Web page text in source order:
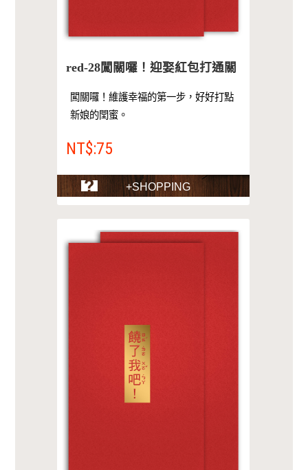
red-28闖關囉！迎娶紅包打通關
闖關囉！維護幸福的第一步，好好打點
新娘的閏蜜。
NT$:75
+SHOPPING